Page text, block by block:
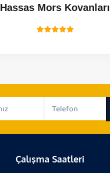
Hassas Mors Kovanları
Çalışma Saatleri